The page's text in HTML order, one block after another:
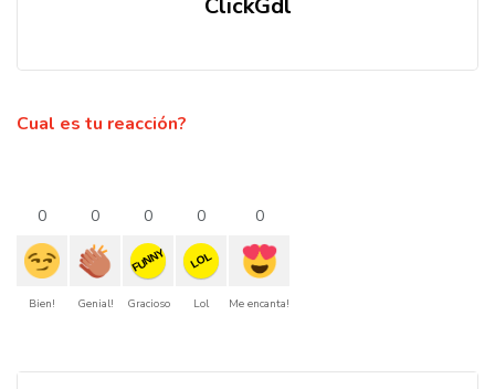
ClickGdl
Cual es tu reacción?
0
Bien!
0
Genial!
0
FUNNY
Gracioso
0
LOL
Lol
0
Me encanta!